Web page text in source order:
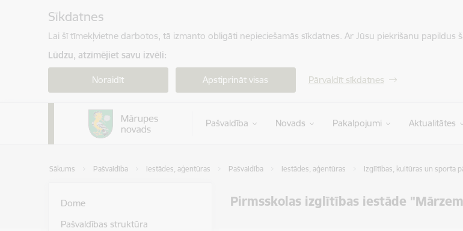
Sīkdatnes
Lai šī tīmekļvietne darbotos, tā izmanto obligāti nepieciešamās sīkdatnes. Ar Jūsu piekrišanu
Lūdzu, atzīmējiet savu izvēli:
Noraidīt Apstiprināt visas Pārvaldīt sīkdatnes
Pašvaldība Novads Pakalpojumi Aktualitātes
Sākums Pašvaldība Iestādes, aģentūras Pašvaldība Iestādes, aģentūras Izglītības, kultūras un sporta
Pirmsskolas izglītības iestāde
Dome
Pašvaldības struktūra